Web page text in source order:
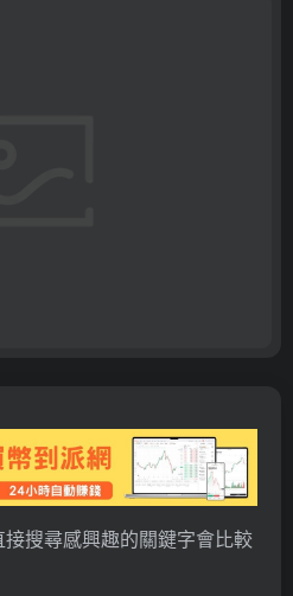
搜尋感興趣的關鍵字會比較